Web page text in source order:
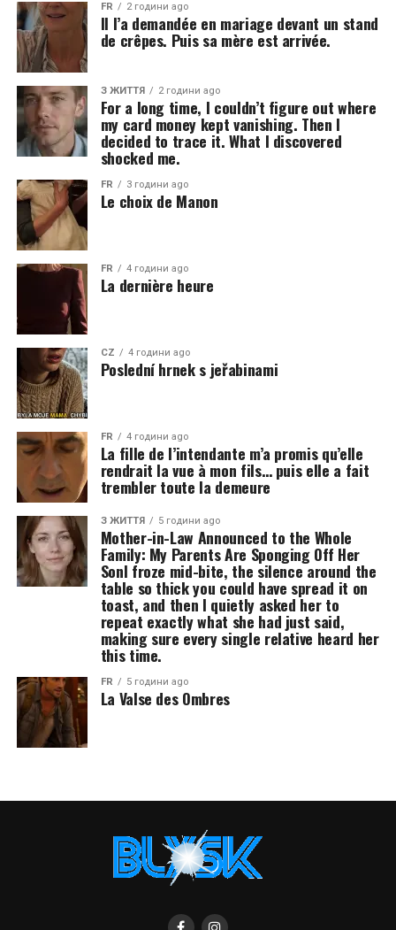
FR 2 години ago
Il l’a demandée en mariage devant un stand
de crêpes. Puis sa mère est arrivée.
З ЖИТТЯ 2 години ago
For a long time, I couldn’t figure out where
my card money kept vanishing. Then I
decided to trace it. What I discovered
shocked me.
FR 3 години ago
Le choix de Manon
FR 4 години ago
La dernière heure
CZ 4 години ago
Poslední hrnek s jeřabinami
FR 4 години ago
La fille de l’intendante m’a promis qu’elle
rendrait la vue à mon fils… puis elle a fait
trembler toute la demeure
З ЖИТТЯ 5 години ago
Mother-in-Law Announced to the Whole
Family: My Parents Are Sponging Off Her
SonI froze mid-bite, the silence around the
table so thick you could have spread it on
toast, and then I quietly asked her to
repeat exactly what she had just said,
making sure every single relative heard her
this time.
FR 5 години ago
La Valse des Ombres